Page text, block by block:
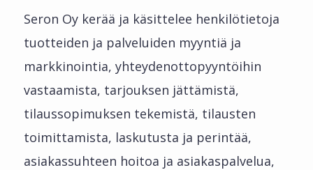
Seron Oy kerää ja käsittelee henkilötietoja
tuotteiden ja palveluiden myyntiä ja
markkinointia, yhteydenottopyyntöihin
vastaamista, tarjouksen jättämistä,
tilaussopimuksen tekemistä, tilausten
toimittamista, laskutusta ja perintää,
asiakassuhteen hoitoa ja asiakaspalvelua,